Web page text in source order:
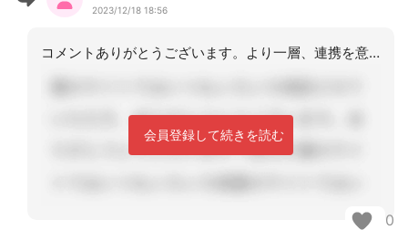
2023/12/18 18:56
コメントありがとうございます。より一層、連携を意識して業務に取り組んでまいります
会員登録して続きを読む
0